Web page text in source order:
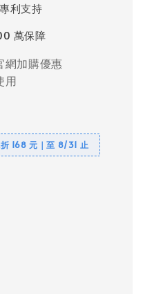
利支持
萬保障
網加購優惠
用
168 元｜至 8/31 止